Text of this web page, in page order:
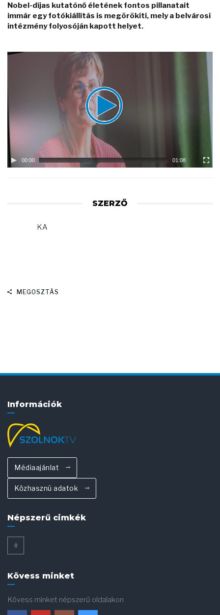
Nobel-díjas kutatónő életének fontos pillanatait
immár egy fotókiállítás is megörökíti, mely a belvárosi
intézmény folyosóján kapott helyet.
Video
00:00 01:08
SZERZŐ
KA
MEGOSZTÁS
Információk
Médiaajánlat
Közhasznú adatok
Népszerű cimkék
#
Kövess minket
Kövess minket népszerű oldalakon